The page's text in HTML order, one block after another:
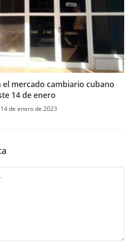
el mercado cambiario cubano
14 de enero
14 de enero de 2023